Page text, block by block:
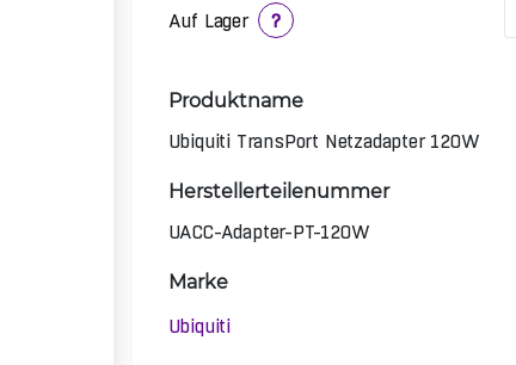
Auf Lager ?
Produktname
Ubiquiti TransPort Netzadapter 120W
Herstellerteilenummer
UACC-Adapter-PT-120W
Marke
Ubiquiti